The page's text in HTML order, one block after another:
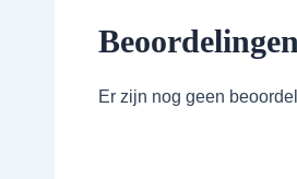
Beoordelingen
Er zijn nog geen